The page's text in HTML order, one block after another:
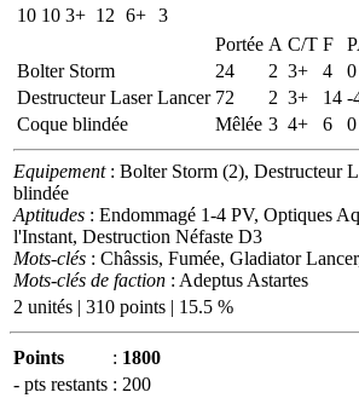
10 10 3+ 12 6+ 3
Portée A C/T F
Bolter Storm
24 2 3+ 4 0
Destructeur Laser Lancer 72 2 3+ 14 -
Coque blindée
Mêlée 3 4+ 6 0
Equipement: Bolter Storm (2), Destructeur
blindée
Aptitudes : Endommagé 1-4 PV, Optiques
l'Instant, Destruction Néfaste D3
Mots-clés : Châssis, Fumée, Gladiator
Mots-clés de faction : Adeptus Astartes
2 unités | 310 points | 15.5 %
Points : 1800
- pts restants : 200